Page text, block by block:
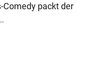
Comedy packt der